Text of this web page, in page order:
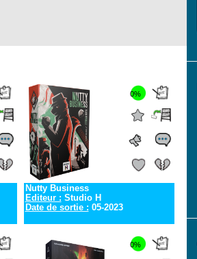
0%
Nutty Business
Editeur : Studio H
Date de sortie : 05-2023
0%